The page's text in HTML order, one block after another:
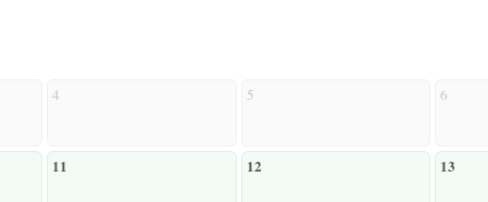
4 5 6
11 12 13